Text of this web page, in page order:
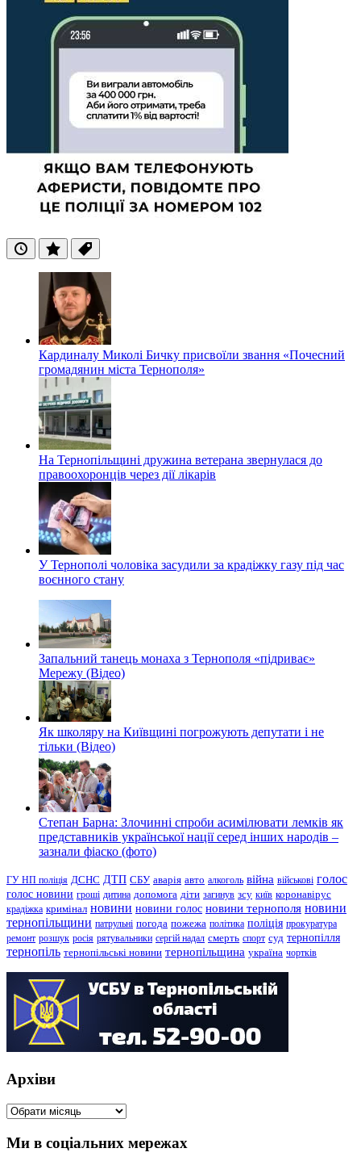
ОстанніПопулярні
Теги
Кардиналу Миколі Бичку присвоїли звання «Почесний
громадянин міста Тернополя»
На Тернопільщині дружина ветерана звернулася до
правоохоронців через дії лікарів
У Тернополі чоловіка засудили за крадіжку газу під час
воєнного стану
Запальний танець монаха з Тернополя «підриває»
Мережу (Відео)
Як школяру на Київщині погрожують депутати і не
тільки (Відео)
Степан Барна: Злочинні спроби асимілювати лемків як
представників української нації серед інших народів –
зазнали фіаско (фото)
ГУ НП поліція ДСНС ДТП СБУ аварія авто алкоголь війна військові голос
голос новини гроші дитина допомога діти загинув зсу київ коронавірус
крадіжка кримінал новини новини голос новини тернополя новини
тернопільщини патрульні погода пожежа політика поліція прокуратура
ремонт розшук росія рятувальники сергій надал смерть спорт суд тернопілля
тернопіль тернопільські новини тернопільщина україна чортків
Архіви
Архіви
Ми в соціальних мережах